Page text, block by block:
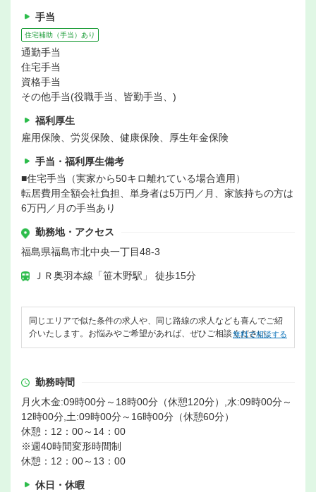
手当
住宅補助（手当）あり
通勤手当
住宅手当
資格手当
その他手当(役職手当、皆勤手当、)
福利厚生
雇用保険、労災保険、健康保険、厚生年金保険
手当・福利厚生備考
■住宅手当（実家から50キロ離れている場合適用）
転居費用全額会社負担、単身者は5万円／月、家族持ちの方は
6万円／月の手当あり
勤務地・アクセス
福島県福島市北中央一丁目48-3
ＪＲ奥羽本線「笹木野駅」 徒歩15分
同じエリアで似た条件の求人や、同じ路線の求人なども喜んでご紹
介いたします。お悩みやご希望があれば、ぜひご相談ください。
無料で相談する
勤務時間
月火木金:09時00分～18時00分（休憩120分）,水:09時00分～
12時00分,土:09時00分～16時00分（休憩60分）
休憩：12：00～14：00
※週40時間変形時間制
休憩：12：00～13：00
休日・休暇